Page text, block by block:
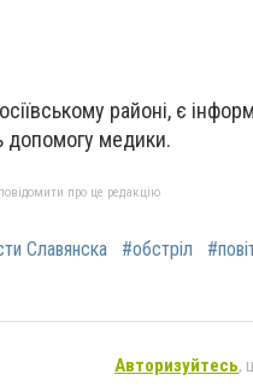
районі, є
допомогу медики.
про це редакцію
Славянска #обстріл
Авторизуйтесь,